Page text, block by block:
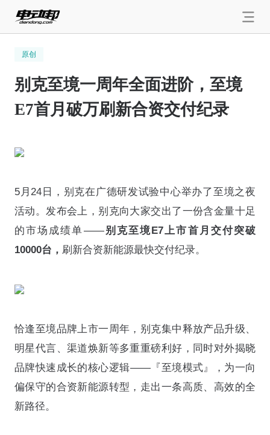
原创
别克至境一周年全面进阶，至境
E7首月破万刷新合资交付纪录
5月24日，别克在广德研发试验中心举办了至境之夜
活动。发布会上，别克向大家交出了一份含金量十足
的市场成绩单——别克至境E7上市首月交付突破
10000台， 刷新合资新能源最快交付纪录。
恰逢至境品牌上市一周年，别克集中释放产品升级、
明星代言、渠道焕新等多重重磅利好，同时对外揭晓
品牌快速成长的核心逻辑——『至境模式』，为一向
偏保守的合资新能源转型，走出一条高质、高效的全
新路径。